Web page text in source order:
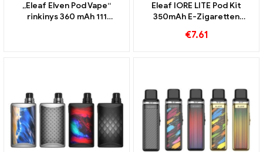
„Eleaf Elven Pod Vape“
rinkinys 360 mAh 111
Eleaf IORE LITE Pod Kit
350mAh E-Zigaretten
€7.61